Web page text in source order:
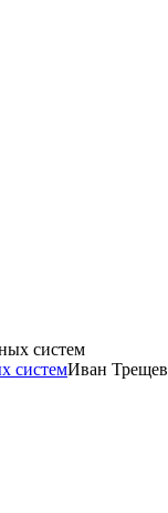
системИван Трещев